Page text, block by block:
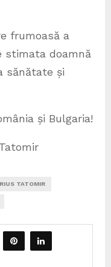
frumoasă a
stimata doamnă
sănătate și
și Bulgaria!
TATOMIR